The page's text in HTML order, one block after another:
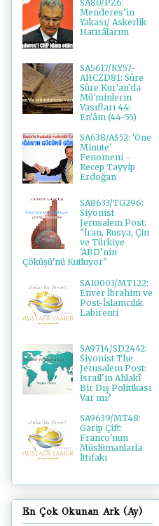
SA80/PZ6:
Menderes’in
Yakası/ Askerlik
Hatırâlarım
SA5617/KY57-
AHCZD81: Sûre
Sûre Kur'an'da
Mü'minlerin
Vasıfları 44:
En'âm (44-55)
SA638/AS52: 'One
Minute'
Fenomeni -
Recep Tayyip
Erdoğan
SA8633/TG296:
Siyonist
Jerusalem Post:
"İran, Rusya, Çin
ve Türkiye
'ABD’nin
Çöküşü'nü Kutluyor"
SA10003/MT122:
Enver İbrahim ve
Post-İslamcılık
Labirenti
SA9714/SD2442:
Siyonist The
Jerusalem Post:
İsrail'in Ahlakî
Bir Dış Politikası
Var mı?
SA9639/MT48:
Garip Çift:
Franco'nun
Müslümanlarla
İttifakı
En Çok Okunan Ark (Ay)